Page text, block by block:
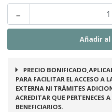
-
PRECIO
PARA FACILITAR EL ACCESO A
EXTERNA NI TRÁMITES
ACREDITAR QUE PERTENECES
BENEFICIARIOS.